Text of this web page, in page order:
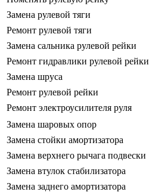
Замена рулевой тяги
Ремонт рулевой тяги
Замена сальника рулевой рейки
Ремонт гидравлики рулевой рейки
Замена шруса
Ремонт рулевой рейки
Ремонт электроусилителя руля
Замена шаровых опор
Замена стойки амортизатора
Замена верхнего рычага подвески
Замена втулок стабилизатора
Замена заднего амортизатора